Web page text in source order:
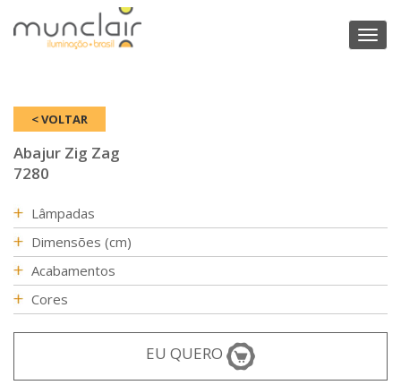
Toggle
< VOLTAR
Abajur Zig Zag
7280
Lâmpadas
Dimensões (cm)
Acabamentos
Cores
EU QUERO